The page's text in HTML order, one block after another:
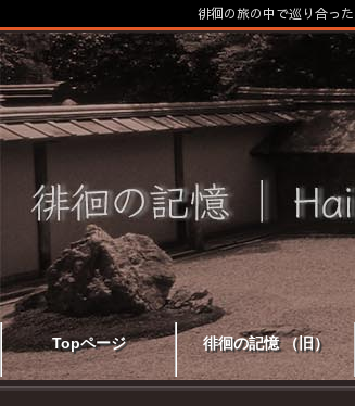
Topページ 徘徊の記憶 （旧）
徘徊の旅の中で巡り合っ